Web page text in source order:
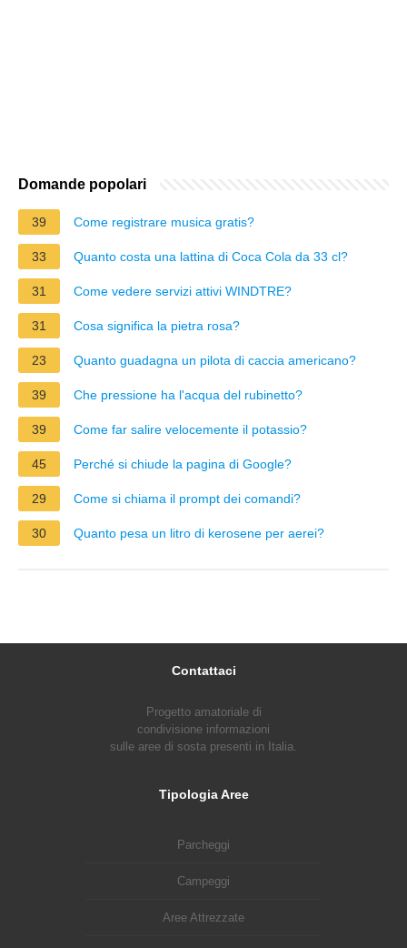
Domande popolari
39 Come registrare musica gratis?
33 Quanto costa una lattina di Coca Cola da 33 cl?
31 Come vedere servizi attivi WINDTRE?
31 Cosa significa la pietra rosa?
23 Quanto guadagna un pilota di caccia americano?
39 Che pressione ha l'acqua del rubinetto?
39 Come far salire velocemente il potassio?
45 Perché si chiude la pagina di Google?
29 Come si chiama il prompt dei comandi?
30 Quanto pesa un litro di kerosene per aerei?
Contattaci
Progetto amatoriale di
condivisione informazioni
sulle aree di sosta presenti in Italia.
Tipologia Aree
Parcheggi
Campeggi
Aree Attrezzate